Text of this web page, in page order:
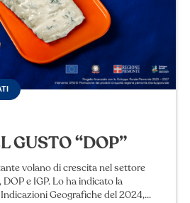
GUSTO “DOP”
volano di crescita nel settore
e IGP. Lo ha indicato la
Geografiche del 2024,